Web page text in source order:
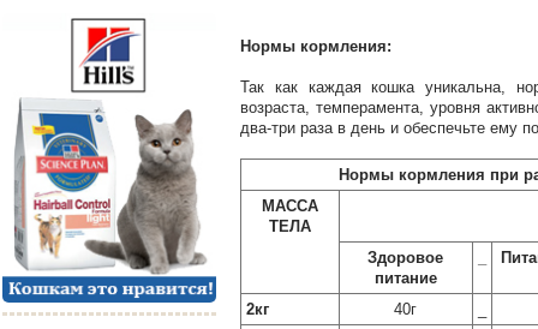
Нормы кормления:
Так как каждая кошка уникальна,
возраста, темперамента, уровня
два-три раза в день и обеспечьте ему
Нормы кормления при
МАССА
ТЕЛА
Здоровое
питание
2кг 40г